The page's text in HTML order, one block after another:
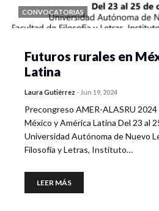
CONVOCATORIAS
Futuros rurales en
Latina
Laura Gutiérrez - Jun 19, 2024
Precongreso AMER-ALASRU
México y América Latina Del 23 al
Universidad Autónoma de Nuevo
Filosofía y Letras, Instituto…
LEER MÁS